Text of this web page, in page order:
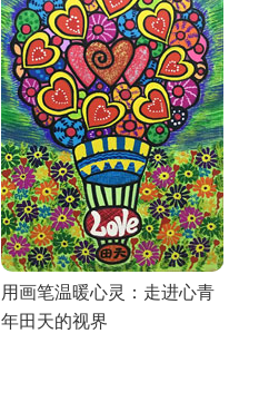
用画笔温暖心灵：走进心青
年田天的视界